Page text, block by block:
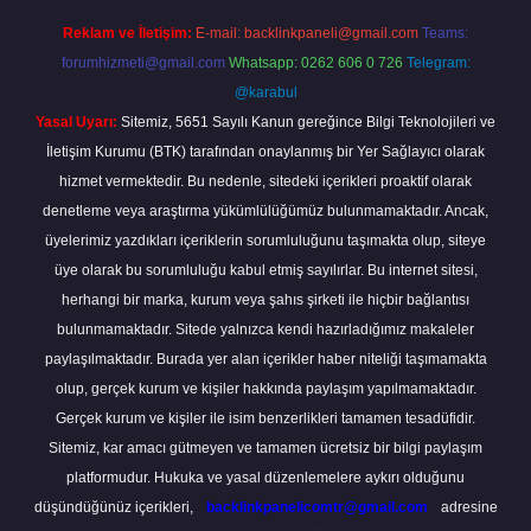
Reklam ve İletişim: E-mail: backlinkpaneli@gmail.com Teams:
forumhizmeti@gmail.com Whatsapp: 0262 606 0 726 Telegram:
@karabul
Yasal Uyarı: Sitemiz, 5651 Sayılı Kanun gereğince Bilgi Teknolojileri ve
İletişim Kurumu (BTK) tarafından onaylanmış bir Yer Sağlayıcı olarak
hizmet vermektedir. Bu nedenle, sitedeki içerikleri proaktif olarak
denetleme veya araştırma yükümlülüğümüz bulunmamaktadır. Ancak,
üyelerimiz yazdıkları içeriklerin sorumluluğunu taşımakta olup, siteye
üye olarak bu sorumluluğu kabul etmiş sayılırlar. Bu internet sitesi,
herhangi bir marka, kurum veya şahıs şirketi ile hiçbir bağlantısı
bulunmamaktadır. Sitede yalnızca kendi hazırladığımız makaleler
paylaşılmaktadır. Burada yer alan içerikler haber niteliği taşımamakta
olup, gerçek kurum ve kişiler hakkında paylaşım yapılmamaktadır.
Gerçek kurum ve kişiler ile isim benzerlikleri tamamen tesadüfidir.
Sitemiz, kar amacı gütmeyen ve tamamen ücretsiz bir bilgi paylaşım
platformudur. Hukuka ve yasal düzenlemelere aykırı olduğunu
düşündüğünüz içerikleri,
backlinkpanelicomtr@gmail.com
adresine